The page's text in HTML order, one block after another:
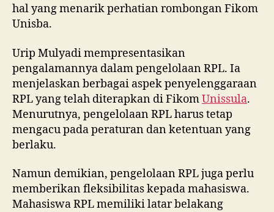
hal yang menarik perhatian rombongan Fikom
Unisba.
Urip Mulyadi mempresentasikan
pengalamannya dalam pengelolaan RPL. Ia
menjelaskan berbagai aspek penyelenggaraan
RPL yang telah diterapkan di FikomUnissula.
Menurutnya, pengelolaan RPL harus tetap
mengacu pada peraturan dan ketentuan yang
berlaku.
Namun demikian, pengelolaan RPL juga perlu
memberikan fleksibilitas kepada mahasiswa.
Mahasiswa RPL memiliki latar belakang